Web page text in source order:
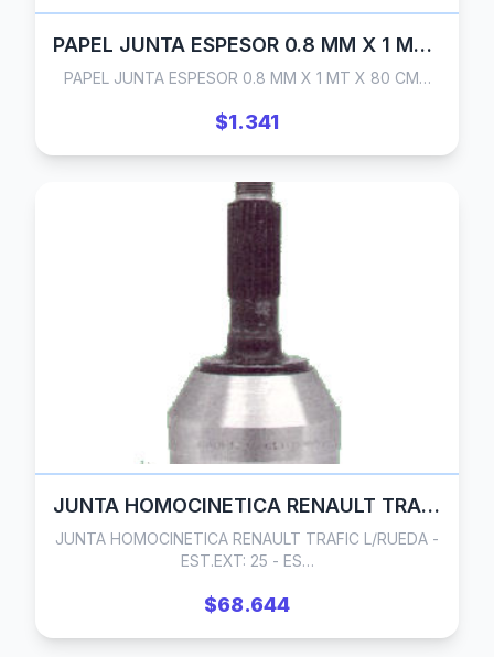
PAPEL JUNTA ESPESOR 0.8 MM X 1 MT X 80 CM
PAPEL JUNTA ESPESOR 0.8 MM X 1 MT X 80 CM…
$1.341
JUNTA HOMOCINETICA RENAULT TRAFIC L/RUEDA - EST.EXT: 25 - EST.INT: 27- SEGURO EN PALIER 92/..
JUNTA HOMOCINETICA RENAULT TRAFIC L/RUEDA -
EST.EXT: 25 - ES…
$68.644